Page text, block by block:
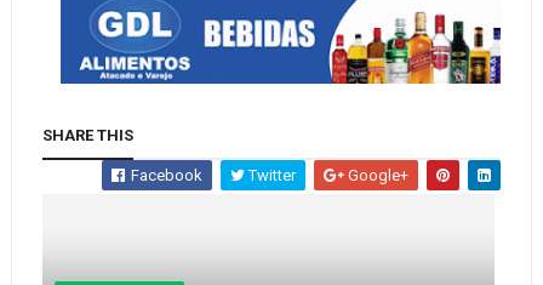
SHARE THIS
Facebook Twitter Google+